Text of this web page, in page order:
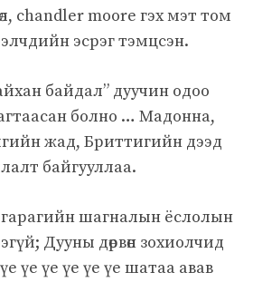
chandler moore гэх мэт том
эсрэг тэмцсэн.
байдал” дуучин одоо
болно … Мадонна,
жад, Бриттигийн дээд
байгууллаа.
шагналын ёслолын
Дууны дөрвөн зохиолчид
үе үе үе үе үе шатаа авав